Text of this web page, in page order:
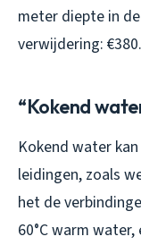
meter diepte in
verwijdering: €380.
“Kokend
Kokend water
leidingen, zoals
het de
60°C warm